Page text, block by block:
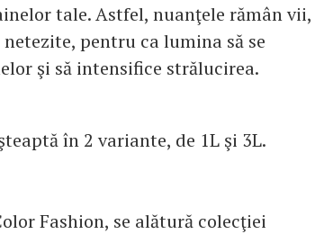
tale. Astfel, nuanţele rămân vii,
pentru ca lumina să se
şi să intensifice strălucirea.
în 2 variante, de 1L şi 3L.
Fashion, se alătură colecţiei